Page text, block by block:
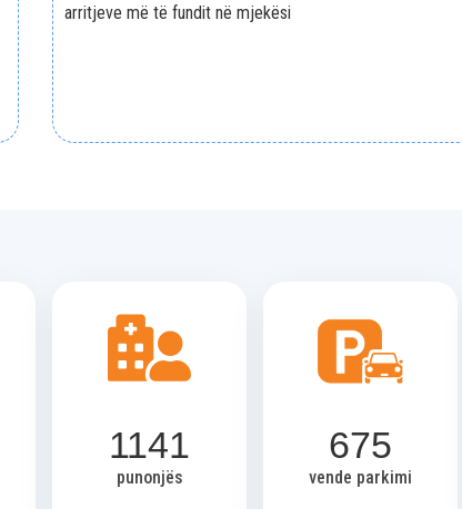
arritjeve më të fundit në mjekësi
1141
punonjës
675
vende parkimi